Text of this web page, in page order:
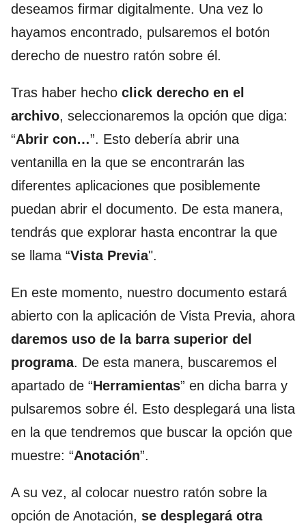
deseamos firmar digitalmente. Una vez lo
hayamos encontrado, pulsaremos el botón
derecho de nuestro ratón sobre él.
Tras haber hecho click derecho en el
archivo, seleccionaremos la opción que diga:
“Abrir con…”. Esto debería abrir una
ventanilla en la que se encontrarán las
diferentes aplicaciones que posiblemente
puedan abrir el documento. De esta manera,
tendrás que explorar hasta encontrar la que
se llama “Vista Previa".
En este momento, nuestro documento estará
abierto con la aplicación de Vista Previa, ahora
daremos uso de la barra superior del
programa. De esta manera, buscaremos el
apartado de “Herramientas” en dicha barra y
pulsaremos sobre él. Esto desplegará una lista
en la que tendremos que buscar la opción que
muestre: “Anotación”.
A su vez, al colocar nuestro ratón sobre la
opción de Anotación, se desplegará otra